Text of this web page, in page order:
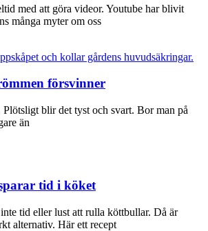
med att göra videor. Youtube har blivit
många myter om oss
försvinner
Plötsligt blir det tyst och svart. Bor man på
än
tid i köket
tid eller lust att rulla köttbullar. Då är
alternativ. Här ett recept